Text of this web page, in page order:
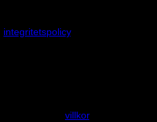
integritetspolicy.
villkor.